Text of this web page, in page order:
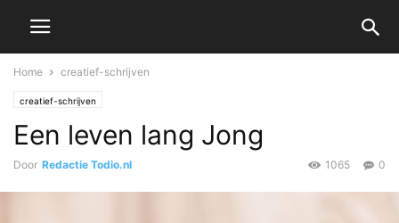
Home creatief-schrijven
creatief-schrijven
Een leven lang Jong
Door Redactie Todio.nl 0
1065